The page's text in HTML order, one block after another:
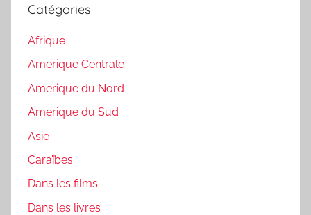
Catégories
Afrique
Amerique Centrale
Amerique du Nord
Amerique du Sud
Asie
Caraïbes
Dans les films
Dans les livres